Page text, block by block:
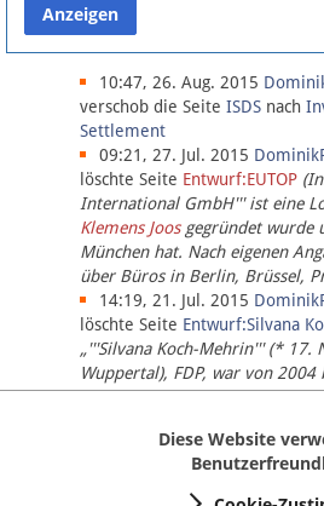
Datenschutz
Über Lobbypedia
Impressum
10:47, 26. Aug. 2015
verschob die Seite ISDS nach
Settlement
09:21, 27. Jul. 2015
löschte Seite Entwurf:EUTOP
International GmbH''' ist eine
Klemens Joosgegründet wurde
München hat. Nach eigenen
über Büros in Berlin, Brüssel,
14:19, 21. Jul. 2015
löschte Seite Entwurf:Silvana
„'''Silvana Koch-Mehrin''' (* 17.
Wuppertal), FDP, war von
Europäischen Parlaments, seit
Diese Website